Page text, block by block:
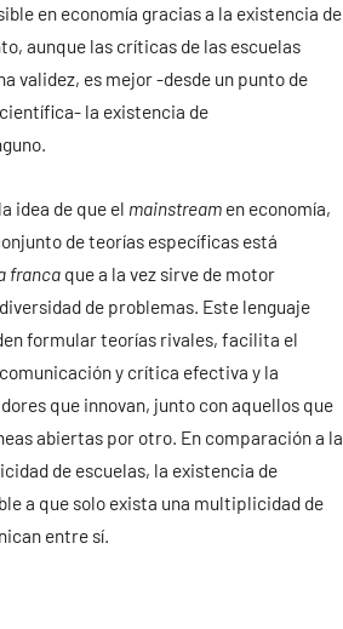
en economía gracias a la existencia de
aunque las críticas de las escuelas
validez, es mejor -desde un punto de
la existencia de
idea de que el mainstream en economía,
de teorías específicas está
franca que a la vez sirve de motor
de problemas. Este lenguaje
formular teorías rivales, facilita el
y crítica efectiva y la
que innovan, junto con aquellos que
abiertas por otro. En comparación a la
de escuelas, la existencia de
a que solo exista una multiplicidad de
entre sí.